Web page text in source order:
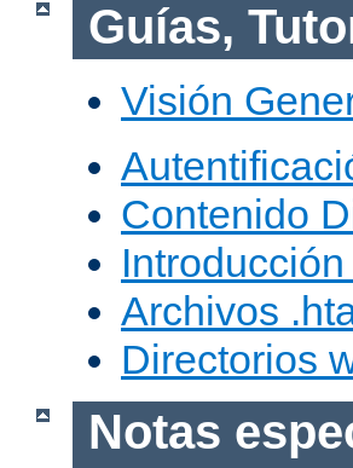
Guías,
Visión
Contenido
Archivos
Directorios
Notas